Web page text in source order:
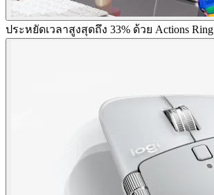
ประหยัดเวลาสูงสุดถึง 33% ด้วย Actions Ring